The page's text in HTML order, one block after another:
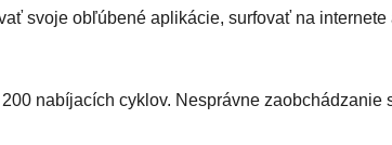
svoje obľúbené aplikácie, surfovať na
nabíjacích cyklov. Nesprávne zaobchádzanie